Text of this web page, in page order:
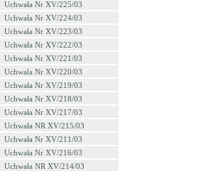
Uchwała Nr XV/225/03
Uchwała Nr XV/224/03
Uchwała Nr XV/223/03
Uchwała Nr XV/222/03
Uchwała Nr XV/221/03
Uchwala Nr XV/220/03
Uchwała Nr XV/219/03
Uchwała Nr XV/218/03
Uchwała Nr XV/217/03
Uchwała NR XV/215/03
Uchwała Nr XV/211/03
Uchwała Nr XV/216/03
Uchwała NR XV/214/03